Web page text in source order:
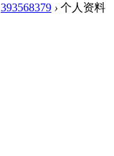
393568379 › 个人资料